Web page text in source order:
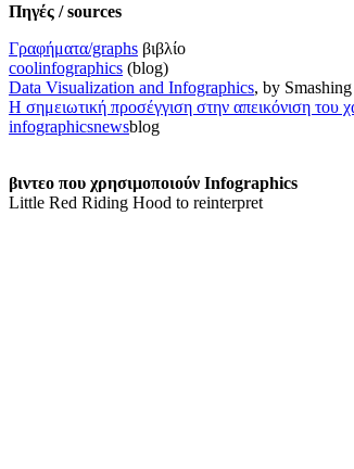
Πηγές / sources
Γραφήματα/graphs βιβλίο
coolinfographics (blog)
Data Visualization and Infographics, by
Η σημειωτική προσέγγιση στην απεικόνιση του
infographicsnewsblog
βιντεο που χρησιμοποιούν Infographics
Little Red Riding Hood to reinterpret